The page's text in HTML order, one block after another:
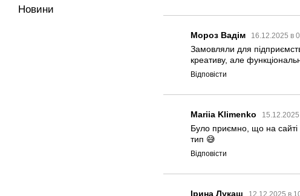
Мороз Вадім 16.12.2025 в
Замовляли для
креативу, але
Відповісти
Mariia Klimenko
Було приємно, що на сайті
тип 😅
Відповісти
Ірина Лукаш
Новини